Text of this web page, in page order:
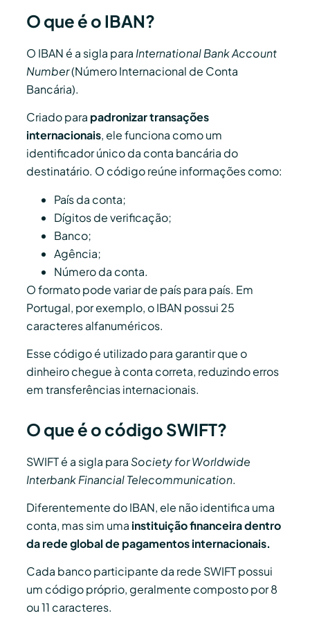
O que é o IBAN?
O IBAN é a sigla para International Bank Account
Number(Número Internacional de Conta
Bancária).
Criado para padronizar transações
internacionais, ele funciona como um
identificador único da conta bancária do
destinatário. O código reúne informações como:
País da conta;
Dígitos de verificação;
Banco;
Agência;
Número da conta.
O formato pode variar de país para país. Em
Portugal, por exemplo, o IBAN possui 25
caracteres alfanuméricos.
Esse código é utilizado para garantir que o
dinheiro chegue à conta correta, reduzindo erros
em transferências internacionais.
O que é o código SWIFT?
SWIFT é a sigla paraSociety for Worldwide
Interbank Financial Telecommunication.
Diferentemente do IBAN, ele não identifica uma
conta, mas sim uma instituição financeira dentro
da rede global de pagamentos internacionais.
Cada banco participante da rede SWIFT possui
um código próprio, geralmente composto por 8
ou 11 caracteres.